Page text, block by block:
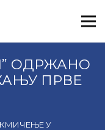
ОДРЖАНО
ПРВЕ
У